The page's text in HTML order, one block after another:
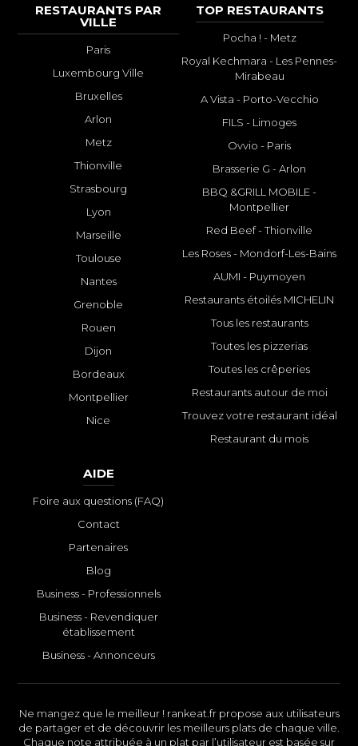
RESTAURANTS PAR
VILLE
Paris
Luxembourg Ville
Bruxelles
Arlon
Metz
Thionville
Strasbourg
Lyon
Marseille
Toulouse
Nantes
Grenoble
Rouen
Dijon
Bordeaux
Montpellier
Nice
TOP RESTAURANTS
Pocha ! - Metz
Royal Kechmara - Les Pennes-
Mirabeau
A Vista - Porto-Vecchio
FILS - Limoges
Ovvio - Paris
Brasserie G - Arlon
BBQ &GRILL MOBILE -
Montpellier
Red Beef - Thionville
Les Roses - Mondorf-Les-Bains
AUMI - Puymoyen
Restaurants étoilés MICHELIN
Tous les restaurants
Toutes les pizzerias
Toutes les crêperies
Restaurants autour de moi
Trouvez votre restaurant idéal
Restaurant du mois
AIDE
Foire aux questions (FAQ)
Contact
Partenaires
Blog
Business - Professionnels
Business - Revendiquer
établissement
Business - Annonceurs
Ne mangez que le meilleur ! rankeat.fr propose aux utilisateurs
de partager et de découvrir les meilleurs plats de chaque ville.
Chaque note attribuée à un plat par l’utilisateur est basée sur